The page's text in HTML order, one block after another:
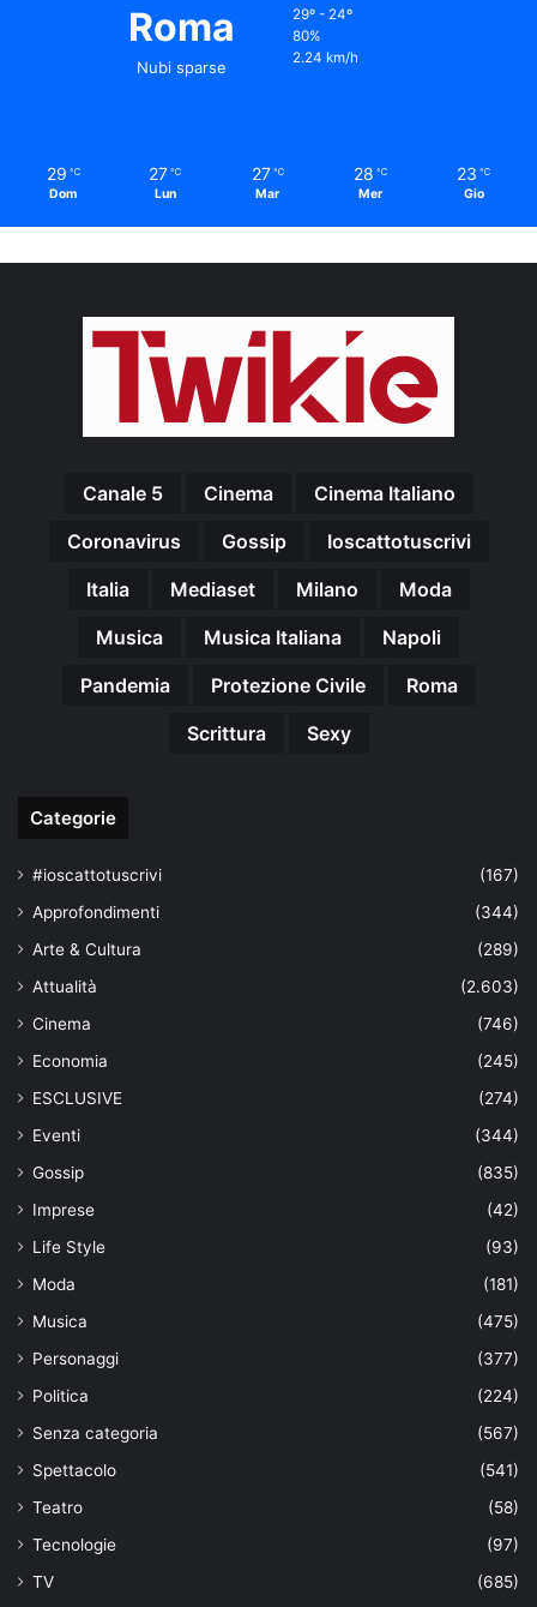
Roma
Nubi sparse
29º - 24º
80%
2.24 km/h
29 ℃
Dom
27 ℃
Lun
27 ℃
Mar
28 ℃
Mer
23 ℃
Gio
Canale 5 Cinema
Cinema Italiano
Coronavirus
Gossip
Ioscattotuscrivi
Italia
Mediaset Milano
Moda
Musica
Musica Italiana
Napoli
Pandemia
Protezione Civile
Roma
Scrittura
Sexy
Categorie
#ioscattotuscrivi
(167)
Approfondimenti
(344)
Arte & Cultura
(289)
Attualità
(2.603)
Cinema
(746)
Economia
(245)
ESCLUSIVE
(274)
Eventi
(344)
Gossip
(835)
Imprese
(42)
Life Style
(93)
Moda
(181)
Musica
(475)
Personaggi
(377)
Politica
(224)
Senza categoria
(567)
Spettacolo
(541)
Teatro
(58)
Tecnologie
(97)
TV
(685)